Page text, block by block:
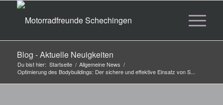
Blog - Aktuelle Neuigkeiten
Du bist hier: Startseite / Allgemeine News /
Optimierung des Bodybuildings: Der sichere und effektive Einsatz von S...